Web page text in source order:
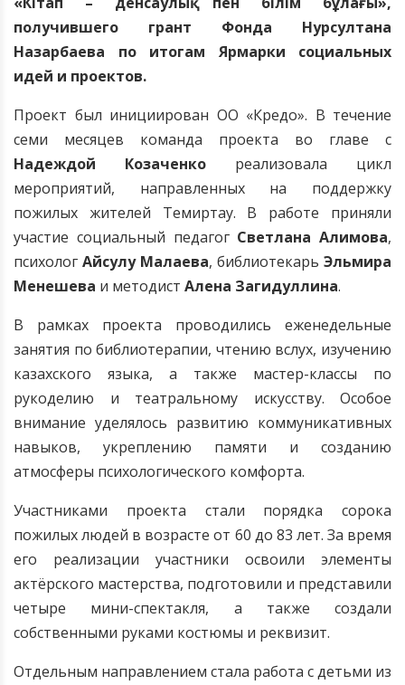
получившего грант Фонда Нурсултана
Назарбаева по итогам Ярмарки социальных
идей и проектов.
Проект был инициирован ОО «Кредо». В течение
семи месяцев команда проекта во главе с
Надеждой Козаченко реализовала цикл
мероприятий, направленных на поддержку
пожилых жителей Темиртау. В работе приняли
участие социальный педагог Светлана Алимова,
психолог Айсулу Малаева, библиотекарь Эльмира
Менешева и методист Алена Загидуллина.
В рамках проекта проводились еженедельные
занятия по библиотерапии, чтению вслух, изучению
казахского языка, а также мастер-классы по
рукоделию и театральному искусству. Особое
внимание уделялось развитию коммуникативных
навыков, укреплению памяти и созданию
атмосферы психологического комфорта.
Участниками проекта стали порядка сорока
пожилых людей в возрасте от 60 до 83 лет. За время
его реализации участники освоили элементы
актёрского мастерства, подготовили и представили
четыре мини-спектакля, а также создали
собственными руками костюмы и реквизит.
Отдельным направлением стала работа с детьми из